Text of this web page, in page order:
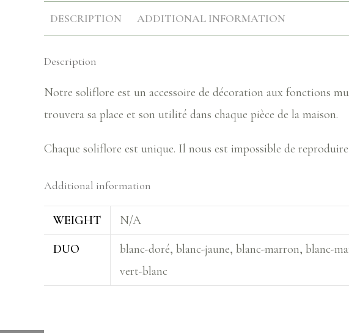
DESCRIPTION ADDITIONAL INFORMATION
Description
Notre soliflore est un accessoire de décoration aux fonctions
trouvera sa place et son utilité dans chaque pièce de la maison.
Chaque soliflore est unique. Il nous est impossible de
Additional information
WEIGHT
N/A
DUO
blanc-doré, blanc-jaune, blanc-marron, blanc-
vert-blanc